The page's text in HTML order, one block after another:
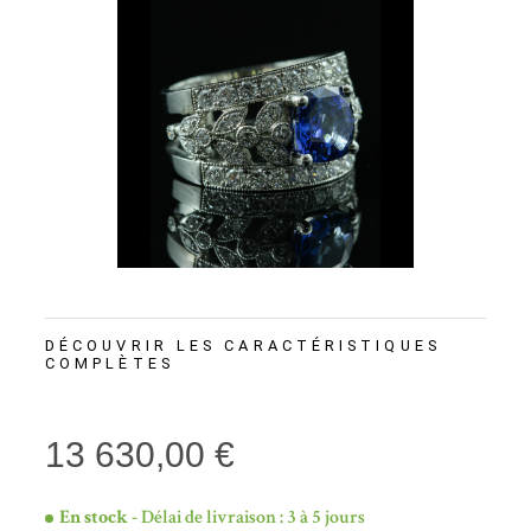
DÉCOUVRIR LES CARACTÉRISTIQUES
COMPLÈTES
13 630,00 €
En stock- Délai de livraison : 3 à 5 jours